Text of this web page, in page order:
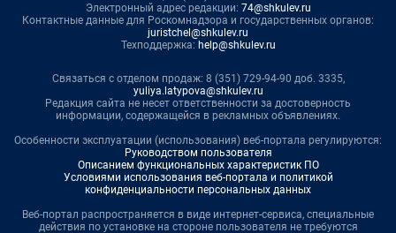
Электронный адрес редакции: 74@shkulev.ru
Контактные данные для Роскомнадзора и государственных органов:
juristchel@shkulev.ru
Техподдержка: help@shkulev.ru
Связаться с отделом продаж: 8 (351) 729-94-90 доб. 3335,
yuliya.latypova@shkulev.ru
Редакция сайта не несет ответственности за достоверность
информации, содержащейся в рекламных объявлениях.
Особенности эксплуатации (использования) веб-портала регулируются:
Руководством пользователя
Описанием функциональных характеристик ПО
Условиями использования веб-портала и политикой
конфиденциальности персональных данных
Веб-портал распространяется в виде интернет-сервиса, специальные
действия по установке на стороне пользователя не требуются